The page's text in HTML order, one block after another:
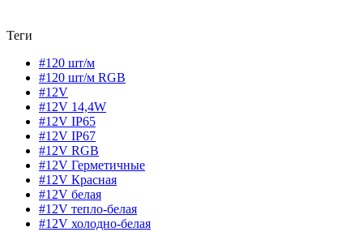
Теги
#120 шт/м
#120 шт/м RGB
#12V
#12V 14,4W
#12V IP65
#12V IP67
#12V RGB
#12V Герметичные
#12V Красная
#12V белая
#12V тепло-белая
#12V холодно-белая